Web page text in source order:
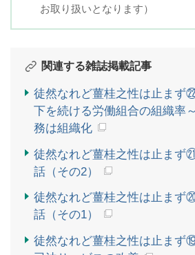
お取り扱いとなります）
関連する雑誌掲載記事
徒然なれど薑桂之性は止ま
下を続ける労働組合の組織率
務は組織化
徒然なれど薑桂之性は止ま
話（その2）
徒然なれど薑桂之性は止ま
話（その1）
徒然なれど薑桂之性は止ま